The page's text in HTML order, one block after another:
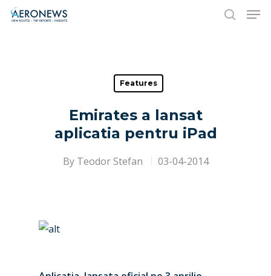
Hit enter to search or ESC to close
Features
Emirates a lansat
aplicatia pentru iPad
By Teodor Stefan 03-04-2014